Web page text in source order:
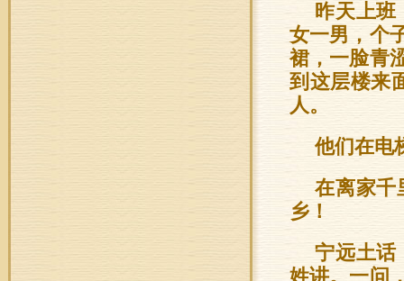
昨天上班
女一男，个
裙，一脸青
到这层楼来
人。
他们在电
在离家千
乡！
宁远土话
姓讲。一问